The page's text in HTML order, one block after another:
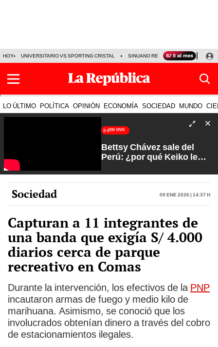
HOY UNIVERSITARIO VS SPORTING CRISTAL SINUANO RESULTADOS HOY
LO ÚLTIMO POLÍTICA OPINIÓN ECONOMÍA SOCIEDAD MUNDO
EN VIVO
Bettsy Chávez sale del
Perú: ¿por qué Keiko le
Fuerte y Claro con Manuela
Camacho
Sociedad 09 Ene 2026 | 14:37 h
Capturan a 11 integrantes de
una banda que exigía S/ 4.000
diarios cerca de parque
recreativo en Comas
Durante la intervención, los efectivos de la PNP
incautaron armas de fuego y medio kilo de
marihuana. Asimismo, se conoció que los
involucrados obtenían dinero a través del cobro
de estacionamientos ilegales.